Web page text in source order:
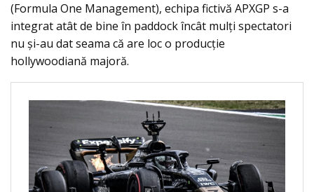
(Formula One Management), echipa fictivă APXGP s-a
integrat atât de bine în paddock încât mulți spectatori
nu și-au dat seama că are loc o producție
hollywoodiană majoră.